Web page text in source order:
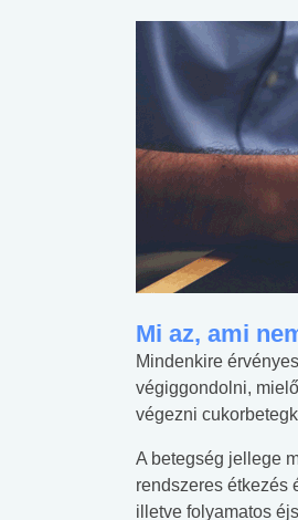
Mi az, ami
Mindenkire
végiggondolni,
végezni
A betegség jellege
rendszeres étkezés
illetve folyamatos